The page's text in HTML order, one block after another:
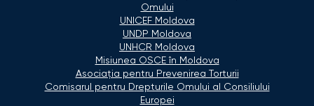
Omului
UNICEF Moldova
UNDP Moldova
UNHCR Moldova
Misiunea OSCE în Moldova
Asociaţia pentru Prevenirea Torturii
Comisarul pentru Drepturile Omului al Consiliului
Europei